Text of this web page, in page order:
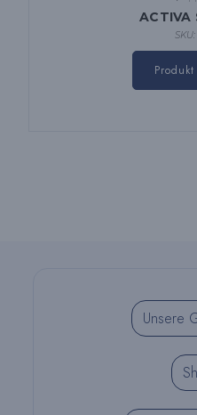
ACTIVA
Unsere